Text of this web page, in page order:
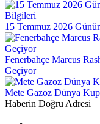
15 Temmuz 2026
Fenerbahçe Marcus
Geçiyor
Mete Gazoz Dünya
Haberin Doğru Adresi